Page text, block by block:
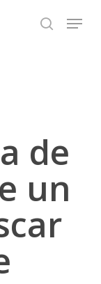
search
Menu
de
un